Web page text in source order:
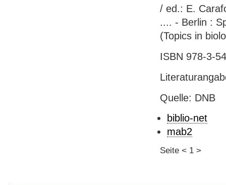
/ ed.: E.
.... - Berlin :
(Topics in
ISBN 978-3-
Quelle: DNB
biblio-net
mab2
Seite < 1 >